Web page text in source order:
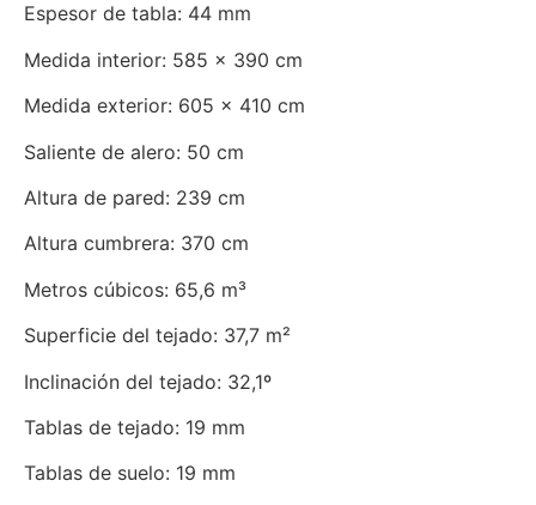
Espesor de tabla: 44 mm
Medida interior: 585 x 390 cm
Medida exterior: 605 x 410 cm
Saliente de alero: 50 cm
Altura de pared: 239 cm
Altura cumbrera: 370 cm
Metros cúbicos: 65,6 m³
Superficie del tejado: 37,7 m²
Inclinación del tejado: 32,1º
Tablas de tejado: 19 mm
Tablas de suelo: 19 mm